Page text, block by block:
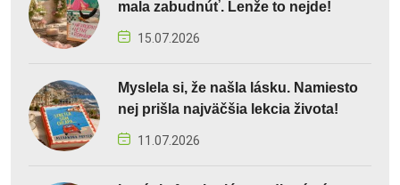
mala zabudnúť. Lenže to nejde!
15.07.2026
Myslela si, že našla lásku. Namiesto
nej prišla najväčšia lekcia života!
11.07.2026